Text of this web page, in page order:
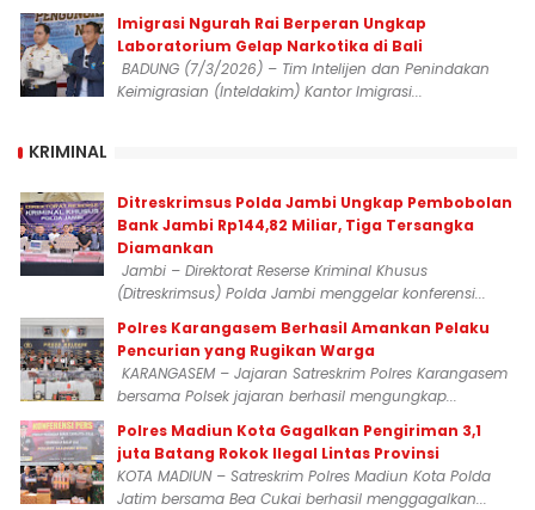
Imigrasi Ngurah Rai Berperan Ungkap
Laboratorium Gelap Narkotika di Bali
BADUNG (7/3/2026) – Tim Intelijen dan Penindakan
Keimigrasian (Inteldakim) Kantor Imigrasi...
KRIMINAL
Ditreskrimsus Polda Jambi Ungkap Pembobolan
Bank Jambi Rp144,82 Miliar, Tiga Tersangka
Diamankan
Jambi – Direktorat Reserse Kriminal Khusus
(Ditreskrimsus) Polda Jambi menggelar konferensi...
Polres Karangasem Berhasil Amankan Pelaku
Pencurian yang Rugikan Warga
KARANGASEM – Jajaran Satreskrim Polres Karangasem
bersama Polsek jajaran berhasil mengungkap...
Polres Madiun Kota Gagalkan Pengiriman 3,1
juta Batang Rokok Ilegal Lintas Provinsi
KOTA MADIUN – Satreskrim Polres Madiun Kota Polda
Jatim bersama Bea Cukai berhasil menggagalkan...